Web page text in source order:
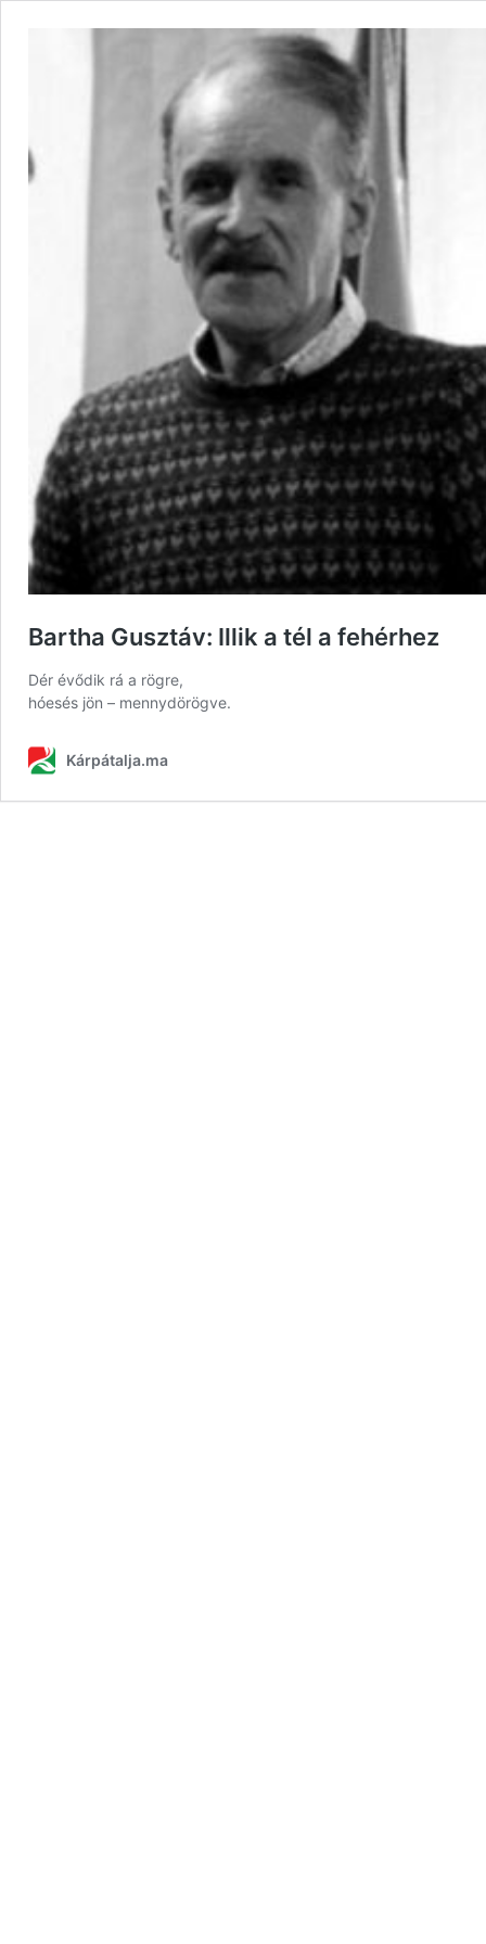
Bartha Gusztáv: Illik a tél a fehérhez
Dér évődik rá a rögre,
hóesés jön – mennydörögve.
Kárpátalja.ma